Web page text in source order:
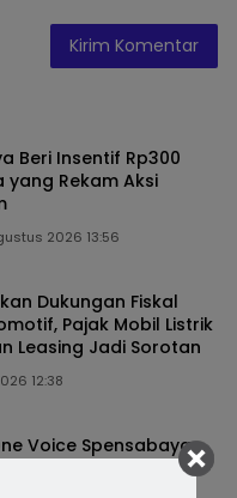
Beri Insentif Rp300
yang Rekam Aksi
2026 13:56
Dukungan Fiskal
Pajak Mobil Listrik
Leasing Jadi Sorotan
12:38
Voice Spensabaya